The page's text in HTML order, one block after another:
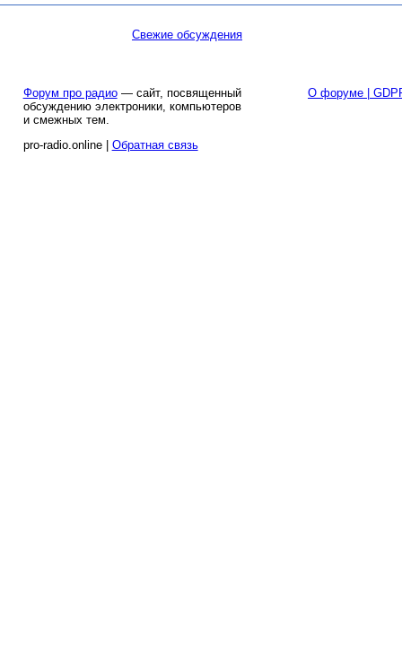
Свежие обсуждения
Форум про радио— сайт, посвященный
обсуждению электроники, компьютеров
и смежных тем.
pro-radio.online | Обратная связь
О форуме |